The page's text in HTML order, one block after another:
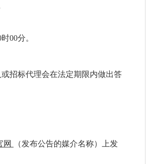
时00分。
或招标代理会在法定期限内做出答
网
（发布公告的媒介名称）上发